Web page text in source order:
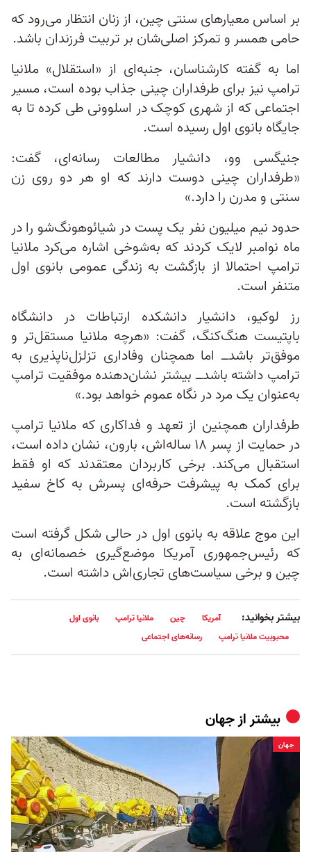
بر اساس معیارهای سنتی چین، از زنان انتظار می‌رود که
حامی همسر و تمرکز اصلی‌شان بر تربیت فرزندان باشد.
اما به گفته کارشناسان، جنبه‌ای از «استقلال» ملانیا
ترامپ نیز برای طرفداران چینی جذاب بوده است، مسیر
اجتماعی که از شهری کوچک در اسلوونی طی کرده تا به
جایگاه بانوی اول رسیده است.
جنیگسی وو، دانشیار مطالعات رسانه‌ای، گفت:
«طرفداران چینی دوست دارند که او هر دو روی زن
سنتی و مدرن را دارد.»
حدود نیم میلیون نفر یک پست در شیائوهونگ‌شو را در
ماه نوامبر لایک کردند که به‌شوخی اشاره می‌کرد ملانیا
ترامپ احتمالا از بازگشت به زندگی عمومی بانوی اول
متنفر است.
رز لوکیو، دانشیار دانشکده ارتباطات در دانشگاه
باپتیست هنگ‌کنگ، گفت: «هرچه ملانیا مستقل‌تر و
موفق‌تر باشد‌ــ اما همچنان وفاداری تزلزل‌ناپذیری به
ترامپ داشته باشد‌ــ بیشتر نشان‌دهنده موفقیت ترامپ
به‌عنوان یک مرد در نگاه عموم خواهد بود.»
طرفداران همچنین از تعهد و فداکاری که ملانیا ترامپ
در حمایت از پسر ۱۸ ساله‌اش، بارون، نشان داده است،
استقبال می‌کند. برخی کاربردان معتقدند که او فقط
برای کمک به پیشرفت حرفه‌ای پسرش به کاخ سفید
بازگشته است.
این موج علاقه به بانوی اول در حالی شکل گرفته است
که رئيس‌جمهوری آمریکا موضع‌گیری خصمانه‌ای به
چین و برخی سیاست‌های تجاری‌اش داشته است.
بیشتر بخوانید: آمریکا چین ملانیا ترامپ
بانوی اول
محبوبیت ملانیا ترامپ
رسانه‌های اجتماعی
بیشتر ازجهان
جهان